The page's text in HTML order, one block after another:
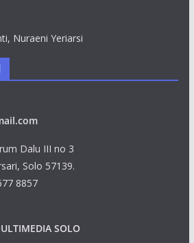
Nuraeni Yeriarsi
Dalu III no 3
Solo 57139.
8857
SOLO